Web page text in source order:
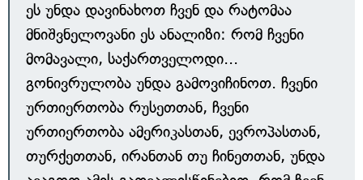
ეს უნდა დავინახოთ ჩვენ და რატომაა
მნიშვნელოვანი ეს ანალიზი: რომ ჩვენი
მომავალი, საქართველოდი...
გონივრულობა უნდა გამოვიჩინოთ. ჩვენი
ურთიერთობა რუსეთთან, ჩვენი
ურთიერთობა ამერიკასთან, ევროპასთან,
თურქეთთან, ირანთან თუ ჩინეთთან, უნდა